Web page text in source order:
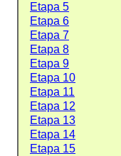
Etapa 5
Etapa 6
Etapa 7
Etapa 8
Etapa 9
Etapa 10
Etapa 11
Etapa 12
Etapa 13
Etapa 14
Etapa 15